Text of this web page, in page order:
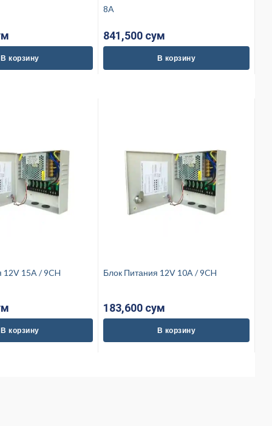
В корзину
8A
841,500 cум
В корзину
Блок Питания 12V 15A / 9CH
В корзину
Блок Питания 12V 10A / 9CH
183,600 cум
В корзину